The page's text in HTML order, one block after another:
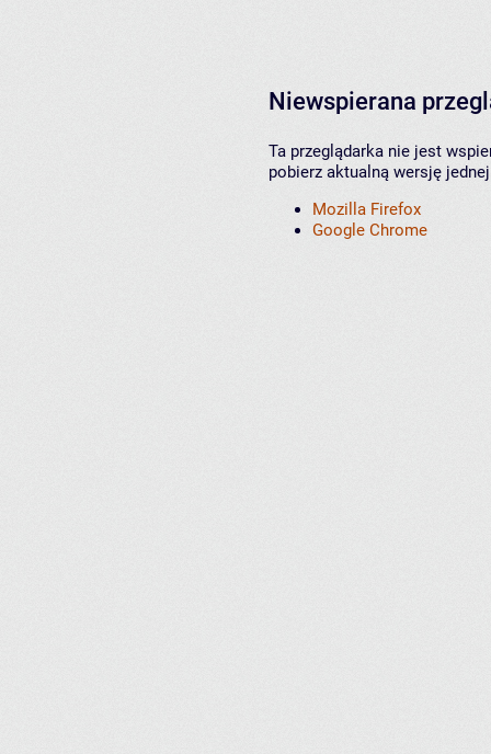
Niewspierana
Ta przeglądarka nie jest
pobierz aktualną wersję
Mozilla Firefox
Google Chrome